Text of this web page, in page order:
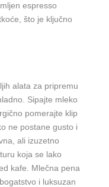
espresso
što je ključno
alata za pripremu
Sipajte mleko
pomerajte klip
ne postane gusto i
ali izuzetno
koja se lako
kafe. Mlečna pena
i luksuzan